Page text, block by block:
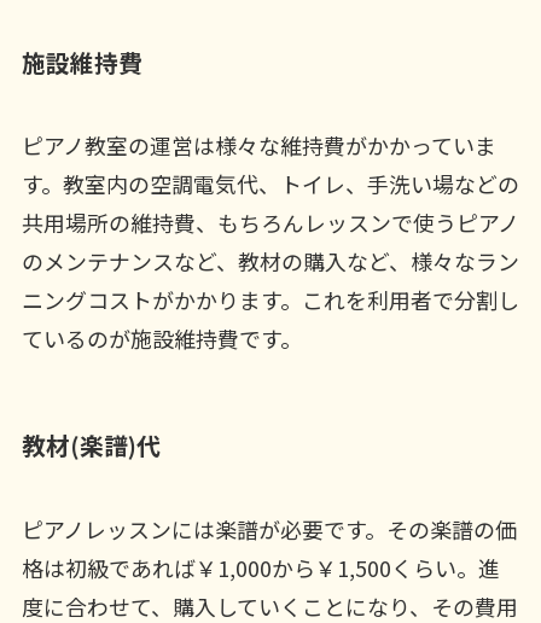
施設維持費
ピアノ教室の運営は様々な維持費がかかっていま
す。教室内の空調電気代、トイレ、手洗い場などの
共用場所の維持費、もちろんレッスンで使うピアノ
のメンテナンスなど、教材の購入など、様々なラン
ニングコストがかかります。これを利用者で分割し
ているのが施設維持費です。
教材(楽譜)代
ピアノレッスンには楽譜が必要です。その楽譜の価
格は初級であれば￥1,000から￥1,500くらい。進
度に合わせて、購入していくことになり、その費用